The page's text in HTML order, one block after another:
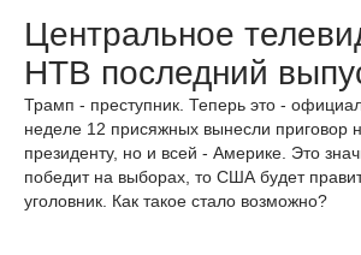
Центральное
НТВ последний
Трамп - преступник. Теперь это -
неделе 12 присяжных вынесли приговор
президенту, но и всей - Америке. Это
победит на выборах, то США будет
уголовник. Как такое стало возможно?